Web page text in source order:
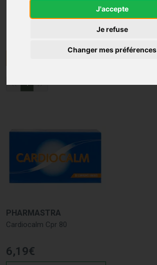
J'accepte
Je refuse
Changer mes préférences
1
PHARMASTRA
Cardiocalm Cpr 80
6,19€